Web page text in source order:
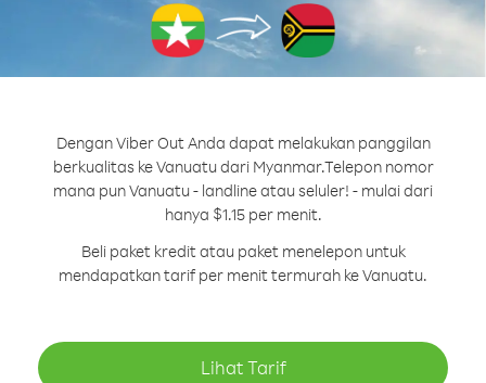
Dengan Viber Out Anda dapat melakukan panggilan
berkualitas ke Vanuatu dari Myanmar.Telepon nomor
mana pun Vanuatu - landline atau seluler! - mulai dari
hanya $1.15 per menit.
Beli paket kredit atau paket menelepon untuk
mendapatkan tarif per menit termurah ke Vanuatu.
Lihat Tarif